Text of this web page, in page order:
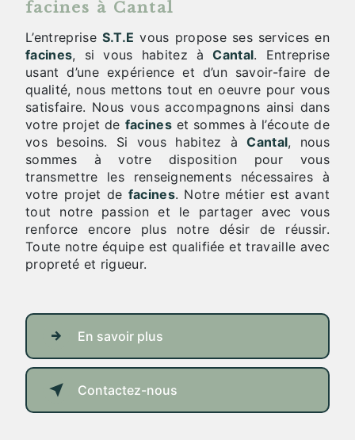
facines à Cantal
L’entreprise S.T.E vous propose ses services en
facines, si vous habitez àCantal. Entreprise
usant d’une expérience et d’un savoir-faire de
qualité, nous mettons tout en oeuvre pour vous
satisfaire. Nous vous accompagnons ainsi dans
votre projet de facineset sommes à l’écoute de
vos besoins. Si vous habitez àCantal, nous
sommes à votre disposition pour vous
transmettre les renseignements nécessaires à
votre projet de facines. Notre métier est avant
tout notre passion et le partager avec vous
renforce encore plus notre désir de réussir.
Toute notre équipe est qualifiée et travaille avec
propreté et rigueur.
En savoir plus
Contactez-nous